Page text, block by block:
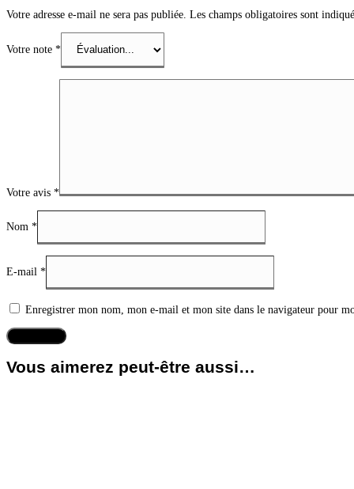
Votre adresse e-mail ne sera pas publiée. Les champs obligatoires sont
Votre note *
Votre avis *
Nom *
E-mail *
Enregistrer mon nom, mon e-mail et mon site dans le navigateur pour
Vous aimerez peut-être aussi…